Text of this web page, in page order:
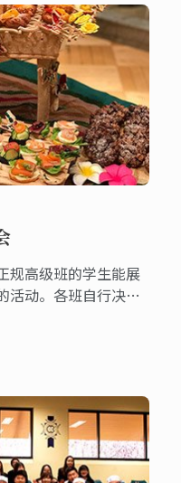
规高级班的学生能展
活动。各班自行决定
今年3月底，举行了